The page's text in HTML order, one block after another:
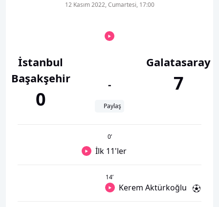
İstanbul
Başakşehir
0
12 Kasım 2022, Cumartesi, 17:00
-
Paylaş
Galatasaray
7
0’
İlk 11'ler
14’
Kerem Aktürkoğlu